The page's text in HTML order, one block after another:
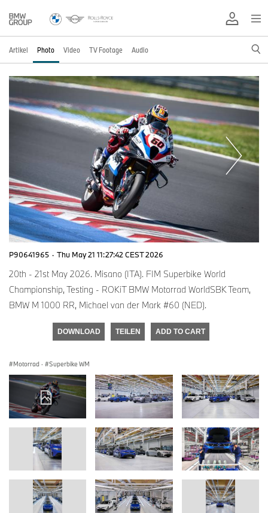
Artikel Photo Video TV Footage Audio
P90641965 · Thu May 21 11:27:42 CEST 2026
20th - 21st May 2026. Misano (ITA). FIM Superbike World
Championship, Testing - ROKiT BMW Motorrad WorldSBK Team,
BMW M 1000 RR, Michael van der Mark #60 (NED).
DOWNLOAD TEILEN ADD TO CART
Motorrad · Superbike WM